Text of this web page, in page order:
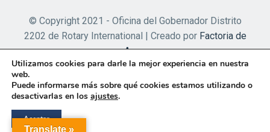
© Copyright 2021 - Oficina del Gobernador Distrito
2202 de Rotary International | Creado por Factoria de
Apps
Translate »
Utilizamos cookies para darle la mejor experiencia en nuestra
web.
Puede informarse más sobre qué cookies estamos utilizando o
desactivarlas en los ajustes.
Aceptar